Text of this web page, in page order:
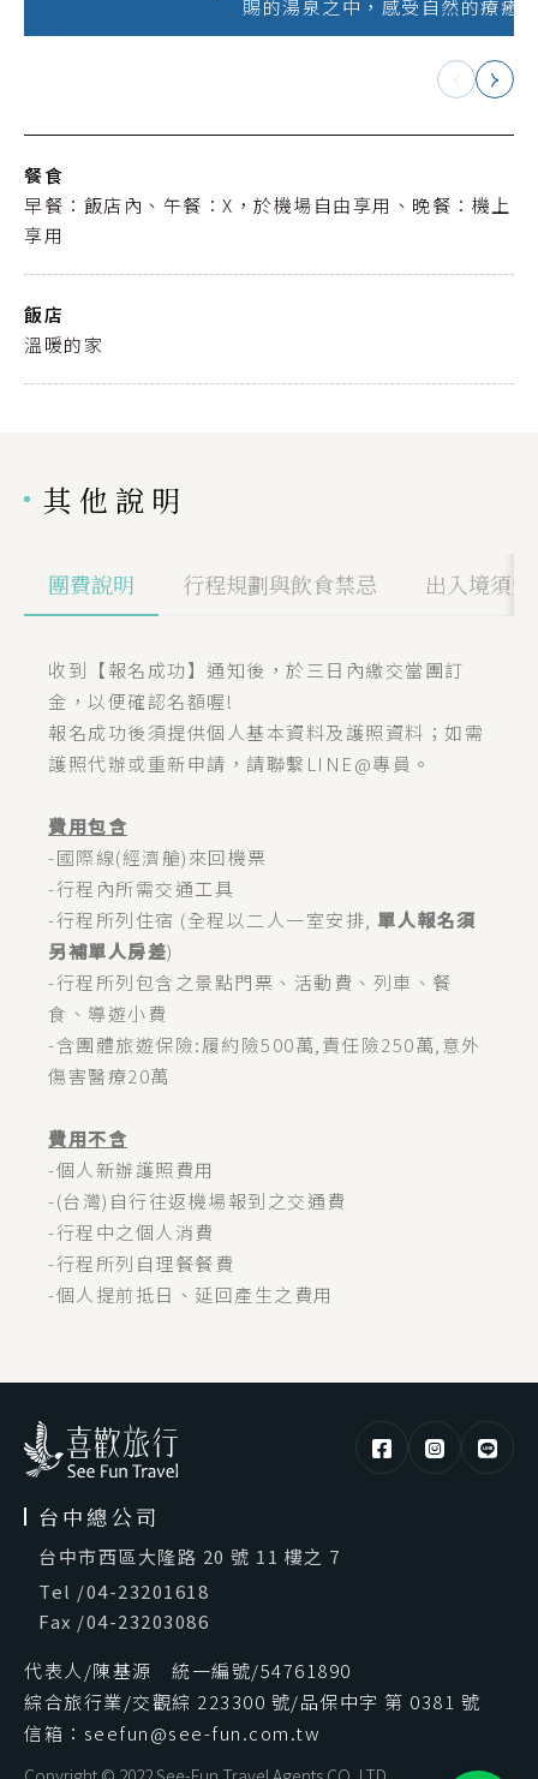
喚醒那段溫柔動人的旅行時光。
餐食
早餐：飯店內、午餐：X，於機場自由享用、晚餐：機上
享用
飯店
溫暖的家
其他說明
團費說明 行程規劃與飲食禁忌 出入境須知
收到【報名成功】通知後，於三日內繳交當團訂
金，以便確認名額喔!
報名成功後須提供個人基本資料及護照資料；如需
護照代辦或重新申請，請聯繫LINE@專員。
費用包含
-國際線(經濟艙)來回機票
-行程內所需交通工具
-行程所列住宿 (全程以二人一室安排, 單人報名須
另補單人房差)
-行程所列包含之景點門票、活動費、列車、餐
食、導遊小費
-含團體旅遊保險:履約險500萬,責任險250萬,意外
傷害醫療20萬
費用不含
-個人新辦護照費用
-(台灣)自行往返機場報到之交通費
-行程中之個人消費
-行程所列自理餐餐費
-個人提前抵日、延回產生之費用
台中總公司
台中市西區大隆路 20 號 11 樓之 7
Tel /04-23201618
Fax /04-23203086
代表人/陳基源 統一編號/54761890
綜合旅行業/交觀綜 223300 號/品保中字 第 0381 號
信箱：seefun@see-fun.com.tw